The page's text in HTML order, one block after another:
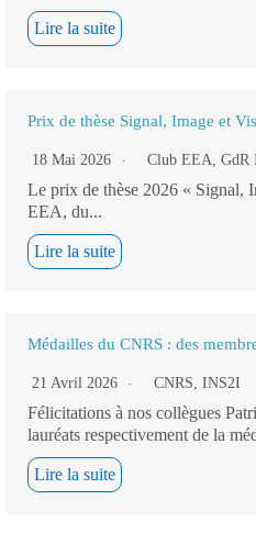
Lire la suite
Prix de thèse Signal, Image et
18 Mai 2026 Club EEA, GdR
Le prix de thèse 2026 « Signal,
EEA, du...
Lire la suite
Médailles du CNRS : des
21 Avril 2026 CNRS, INS2I
Félicitations à nos collègues
lauréats respectivement de la
Lire la suite